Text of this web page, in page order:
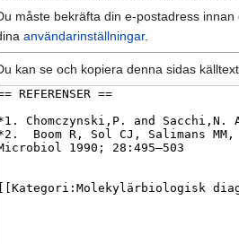
navigering
sök
måste bekräfta din e-postadress
användarinställningar.
kan se och kopiera denna sidas